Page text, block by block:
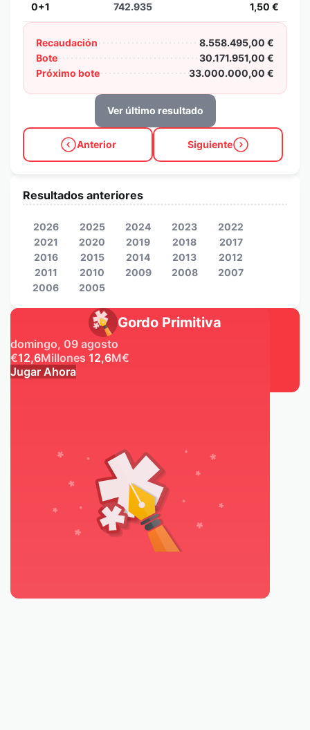
0+1 742.935 1,50 €
Recaudación
8.558.495,00 €
Bote
30.171.951,00 €
Próximo bote
33.000.000,00 €
Ver último resultado
Anterior Siguiente
Gordo Primitiva
domingo, 09 agosto
€12,6Millones 12,6M€
Jugar Ahora
Resultados anteriores
2026 2025 2024 2023
2022
2021
2020 2019 2018
2017
2016
2015 2014 2013
2012
2011
2010 2009 2008
2007
2006
2005